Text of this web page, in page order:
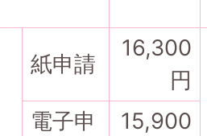
紙申請
16,300
円
電子申
15,900